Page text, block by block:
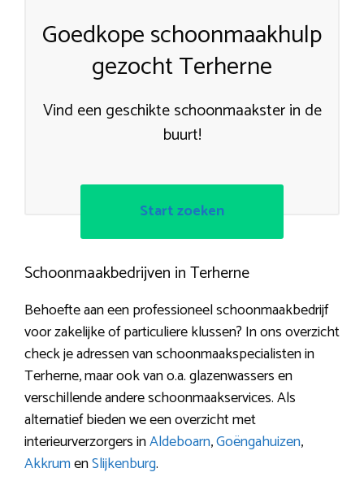
Goedkope schoonmaakhulp
gezocht Terherne
Vind een geschikte schoonmaakster in de
buurt!
Start zoeken
Schoonmaakbedrijven in Terherne
Behoefte aan een professioneel schoonmaakbedrijf
voor zakelijke of particuliere klussen? In ons overzicht
check je adressen van schoonmaakspecialisten in
Terherne, maar ook van o.a. glazenwassers en
verschillende andere schoonmaakservices. Als
alternatief bieden we een overzicht met
interieurverzorgers inAldeboarn,Goëngahuizen,
AkkrumenSlijkenburg.